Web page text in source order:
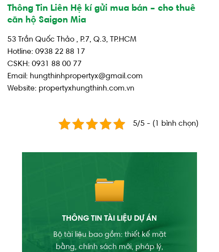
Thông Tin Liên Hệ kí gửi mua bán – cho thuê
căn hộ Saigon Mia
53 Trần Quốc Thảo , P.7, Q.3, TP.HCM
Hotline: 0938 22 88 17
CSKH: 0931 88 00 77
Email: hungthinhpropertyx@gmail.com
Website: propertyxhungthinh.com.vn
5/5 - (1 bình chọn)
THÔNG TIN TÀI LIỆU DỰ ÁN
Bộ tài liệu bao gồm: thiết kế mặt
bằng, chính sách mới, pháp lý,